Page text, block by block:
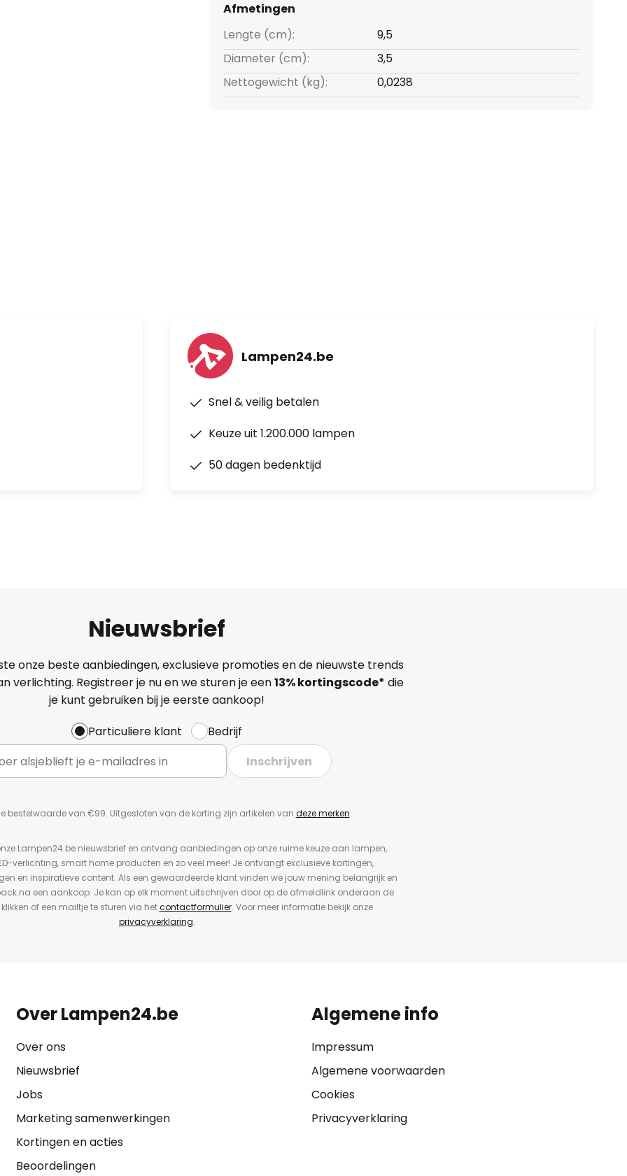
Afmetingen
Lengte (cm):
9,5
Diameter (cm):
3,5
Nettogewicht (kg):
0,0238
Lampen24.be
Snel & veilig betalen
Keuze uit 1.200.000 lampen
50 dagen bedenktijd
Nieuwsbrief
onze beste aanbiedingen, exclusieve promoties en de nieuwste trends
verlichting. Registreer je nu en we sturen je een13%kortingscode* die
je kunt gebruiken bij je eerste aankoop!
Particuliere klant
Bedrijf
Inschrijven
bestelwaarde van €99. Uitgesloten van de korting zijn artikelen van deze merken.
Lampen24.be nieuwsbrief en ontvang aanbiedingen op onze ruime keuze aan lampen,
verlichting, smart home producten en zo veel meer! Je ontvangt exclusieve kortingen,
en inspiratieve content. Als een gewaardeerde klant vinden we jouw mening belangrijk en
na een aankoop. Je kan op elk moment uitschrijven door op de afmeldlink onderaan de
of een mailtje te sturen via hetcontactformulier. Voor meer informatie bekijk onze
privacyverklaring.
Over Lampen24.be
Over ons
Nieuwsbrief
Jobs
Marketing samenwerkingen
Kortingen en acties
Beoordelingen
Algemene info
Impressum
Algemene voorwaarden
Cookies
Privacyverklaring